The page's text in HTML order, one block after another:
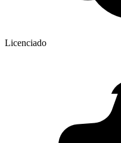
Licenciado